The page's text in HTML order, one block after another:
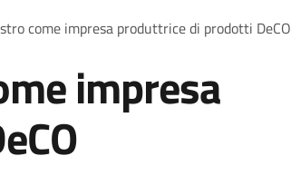
come impresa produttrice di prodotti DeCO
impresa